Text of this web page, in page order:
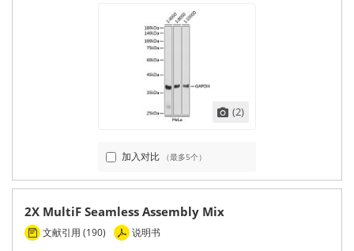
(2)
加入对比 （最多5个）
2X MultiF Seamless Assembly Mix
文献引用 (190) 说明书